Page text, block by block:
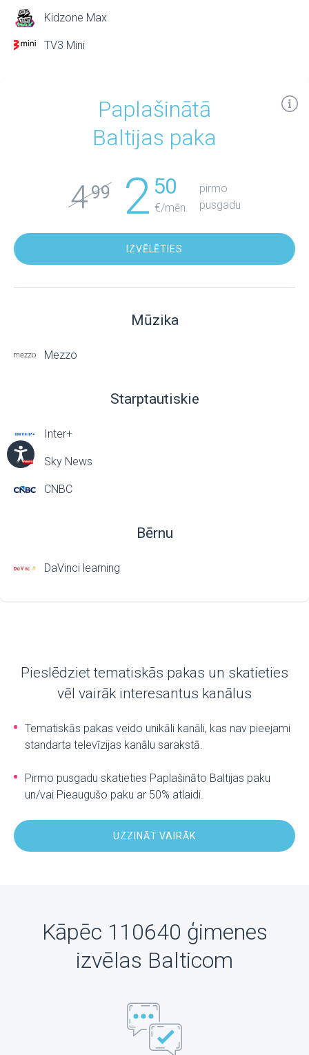
Kidzone Max
TV3 Mini
Paplašinātā
Baltijas paka
499 2 50
€/mēn.
pirmo
pusgadu
IZVĒLĒTIES
Mūzika
Mezzo
Starptautiskie
Inter+
Sky News
CNBC
Bērnu
DaVinci learning
Pieslēdziet tematiskās pakas un skatieties
vēl vairāk interesantus kanālus
Tematiskās pakas veido unikāli kanāli, kas nav pieejami
standarta televīzijas kanālu sarakstā.
Pirmo pusgadu skatieties Paplašināto Baltijas paku
un/vai Pieaugušo paku ar 50% atlaidi.
UZZINĀT VAIRĀK
Kāpēc 110640 ģimenes
izvēlas Balticom